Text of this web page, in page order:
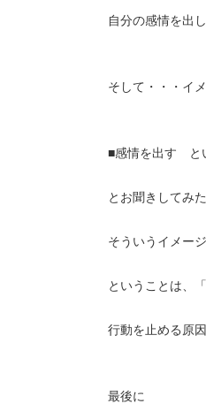
自分の感情を出
そして・・・イ
■感情を出す と
とお聞きしてみ
そういうイメー
ということは、
行動を止める原
最後に